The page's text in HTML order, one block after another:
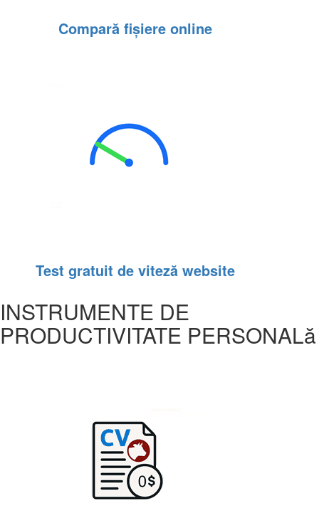
Compară fișiere online
Test gratuit de viteză website
INSTRUMENTE DE
PRODUCTIVITATE PERSONALă